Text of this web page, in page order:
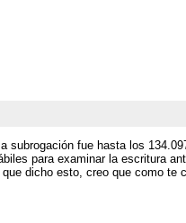
fue hasta los
para examinar la escritura
dicho esto, creo que como